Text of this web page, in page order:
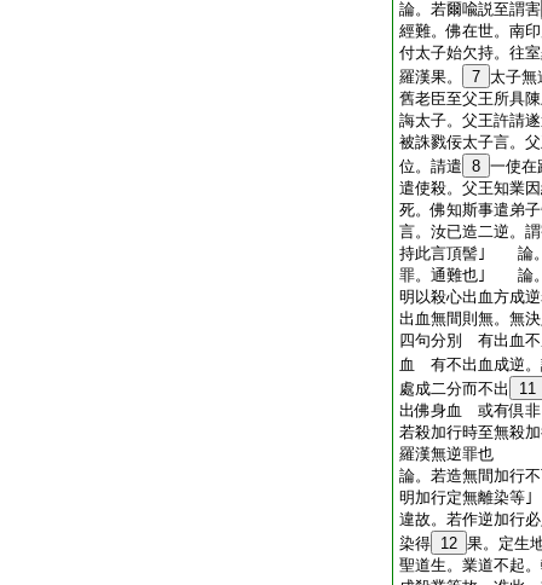
論。若爾喩説至謂害
經難。佛在世。南
付太子始欠持。往
羅漢果。
7 太子無
舊老臣至父王所具
誨太子。父王許請
被誅戮佞太子言。
位。請遣 8 一使在
遣使殺。父王知業
死。佛知斯事遣弟
言。汝已造二逆。
持此言頂髻｣ 論。
罪。通難也｣ 論。
明以殺心出血方成
出血無間則無。無
四句分別 有出血不
血 有不出血成逆
處成二分而不出
11
出佛身血 或有倶
若殺加行時至無殺
羅漢無逆罪也
論。若造無間加行
明加行定無離染
違故。若作逆加行
染得 12 果。定生
聖道生。業道不起